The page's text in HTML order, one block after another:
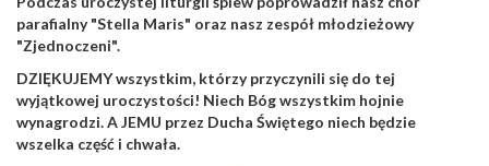
parafialny "Stella Maris" oraz nasz zespół młodzieżowy
"Zjednoczeni".
DZIĘKUJEMY wszystkim, którzy przyczynili się do tej
wyjątkowej uroczystości! Niech Bóg wszystkim hojnie
wynagrodzi. A JEMU przez Ducha Świętego niech będzie
wszelka część i chwała.